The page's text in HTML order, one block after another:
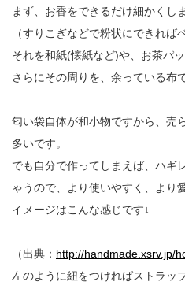
まず、お香をできるだけ細かくし
（すりこぎなどで粉状にできれば
それを和紙(懐紙など)や、お茶パッ
さらにその周りを、余っている布
匂い袋自体が和小物ですから、売
多いです。
でも自分で作ってしまえば、ハギ
ゃうので、より使いやすく、より
イメージはこんな感じです↓
（出典： http://handmade.xsrv.jp/
左のように紐をつければストラッ